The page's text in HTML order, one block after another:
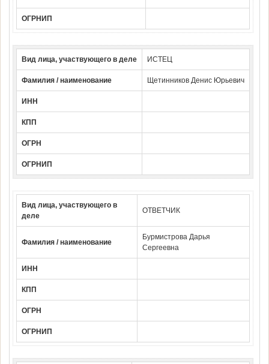
ОГРНИП
Вид лица, участвующего в деле ИСТЕЦ
Фамилия / наименование Щетинников Денис Юрьевич
ИНН
КПП
ОГРН
ОГРНИП
Вид лица, участвующего в
деле
ОТВЕТЧИК
Фамилия / наименование
Бурмистрова Дарья
Сергеевна
ИНН
КПП
ОГРН
ОГРНИП